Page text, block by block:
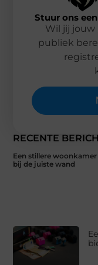
RECENTE
Een stillere
bij de juiste wand
Stuur ons
Wil jij jouw
publiek